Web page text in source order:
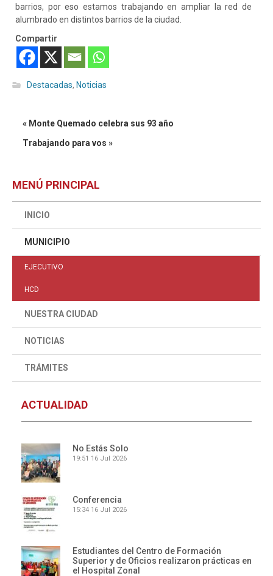
barrios, por eso estamos trabajando en ampliar la red de
alumbrado en distintos barrios de la ciudad.
Compartir
Destacadas, Noticias
« Monte Quemado celebra sus 93 año
Trabajando para vos »
MENÚ PRINCIPAL
INICIO
MUNICIPIO
EJECUTIVO
HCD
NUESTRA CIUDAD
NOTICIAS
TRÁMITES
ACTUALIDAD
No Estás Solo
19:51 16 Jul 2026
Conferencia
15:34 16 Jul 2026
Estudiantes del Centro de Formación
Superior y de Oficios realizaron prácticas en
el Hospital Zonal